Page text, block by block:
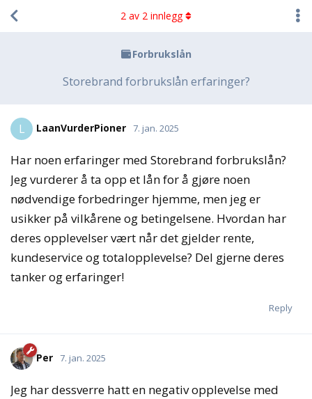
Forbrukslån
Storebrand forbrukslån erfaringer?
2 av 2 innlegg
L LaanVurderPioner 7. jan. 2025
Har noen erfaringer med Storebrand forbrukslån?
Jeg vurderer å ta opp et lån for å gjøre noen
nødvendige forbedringer hjemme, men jeg er
usikker på vilkårene og betingelsene. Hvordan har
deres opplevelser vært når det gjelder rente,
kundeservice og totalopplevelse? Del gjerne deres
tanker og erfaringer!
Reply
Per 7. jan. 2025
Jeg har dessverre hatt en negativ opplevelse med